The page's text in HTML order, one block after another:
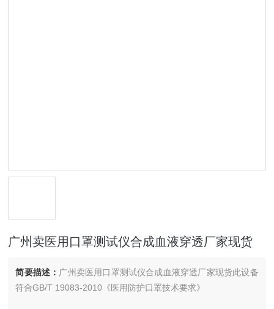
广州卖医用口罩测试仪合成血液穿透厂家现货
简要描述： 广州卖医用口罩测试仪合成血液穿透厂家现货此设备
符合GB/T 19083-2010《医用防护口罩技术要求》